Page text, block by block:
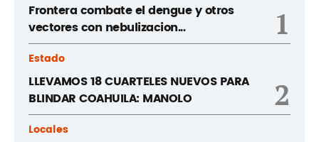
Frontera combate el dengue y otros
vectores con nebulizacion...
1
Estado
LLEVAMOS 18 CUARTELES NUEVOS PARA
BLINDAR COAHUILA: MANOLO
2
Locales